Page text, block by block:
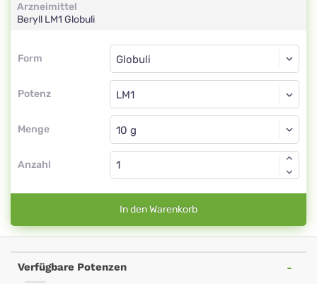
Arzneimittel
Beryll LM1 Globuli
Form
Form
Potenz
Globuli
LM1
Menge
Globuli
Anzahl
In den Warenkorb
Verfügbare Potenzen